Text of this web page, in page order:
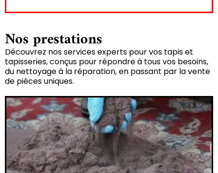
Nos prestations
Découvrez nos services experts pour vos tapis et
tapisseries, conçus pour répondre à tous vos besoins,
du nettoyage à la réparation, en passant par la vente
de pièces uniques.